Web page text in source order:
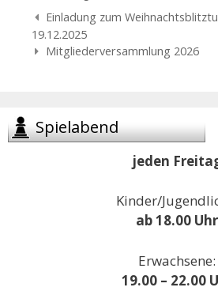
Navigation
der
Beiträge
Einladung zum
19.12.2025
Mitgliederversammlung 2026
Spielabend
jeden
Kinder/
ab 18.00 Uhr
Erwachsene:
19.00 – 22.00